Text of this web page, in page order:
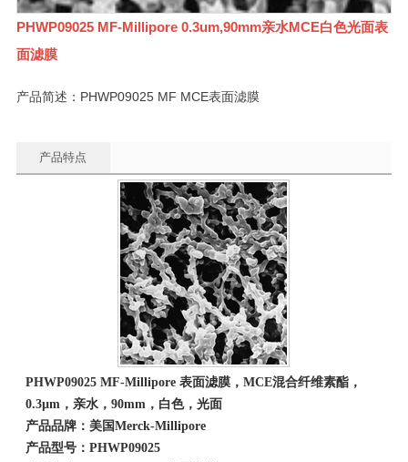
PHWP09025 MF-Millipore 0.3um,90mm亲水MCE白色光面表
面滤膜
产品简述：PHWP09025 MF MCE表面滤膜
产品特点
PHWP09025 MF-Millipore 表面滤膜， MCE混合纤维素酯，
0.3µm，亲水，90mm，白色，光面
产品品牌：美国Merck-Millipore
产品型号： PHWP09025